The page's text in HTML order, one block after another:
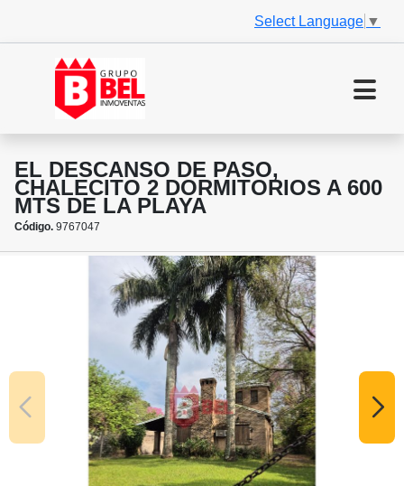
Select Language ▼
EL DESCANSO DE PASO,
CHALECITO 2 DORMITORIOS A 600
MTS DE LA PLAYA
Código. 9767047